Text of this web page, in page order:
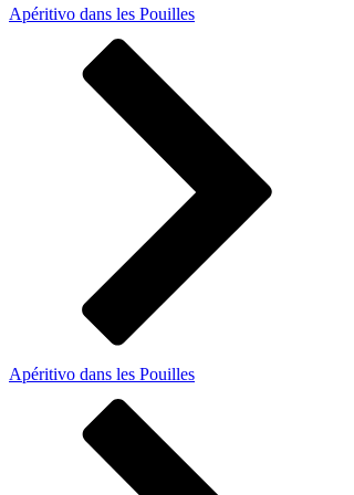
Apéritivo dans les Pouilles
Apéritivo dans les Pouilles